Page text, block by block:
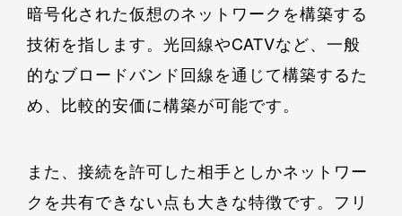
暗号化された仮想のネットワークを構築する
技術を指します。光回線やCATVなど、一般
的なブロードバンド回線を通じて構築するた
め、比較的安価に構築が可能です。
また、接続を許可した相手としかネットワー
クを共有できない点も大きな特徴です。フリ